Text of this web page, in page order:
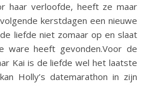
haar verloofde, heeft ze maar
kerstdagen een nieuwe
liefde niet zomaar op en slaat
heeft gevonden.Voor de
Kai is de liefde wel het laatste
Holly’s datemarathon in zijn